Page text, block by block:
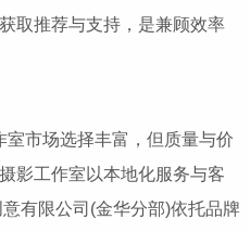
取推荐与支持，是兼顾效率
市场选择丰富，但质量与价
影工作室以本地化服务与客
有限公司(金华分部)依托品牌